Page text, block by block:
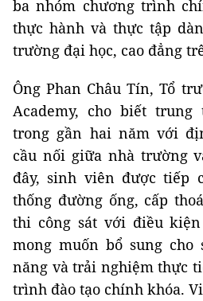
ba nhóm chương trình
thực hành và thực tập
trường đại học, cao đẳng
Ông Phan Châu Tín, Tổ
Academy, cho biết
trong gần hai năm với
cầu nối giữa nhà trường
đây, sinh viên được tiếp
thống đường ống, cấp
thi công sát với điều
mong muốn bổ sung
năng và trải nghiệm thực
trình đào tạo chính khóa.